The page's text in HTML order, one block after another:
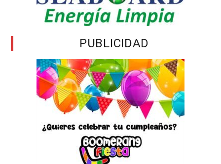
PUBLICIDAD